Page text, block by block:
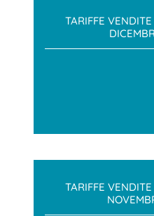
TARIFFE
TARIFFE